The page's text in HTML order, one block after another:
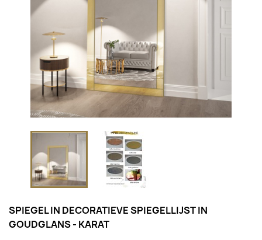
SPIEGEL IN DECORATIEVE SPIEGELLIJST IN
GOUDGLANS - KARAT